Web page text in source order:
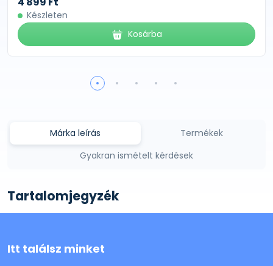
Készleten
Kosárba
Márka leírás
Termékek
Gyakran ismételt kérdések
Tartalomjegyzék
Itt találsz minket